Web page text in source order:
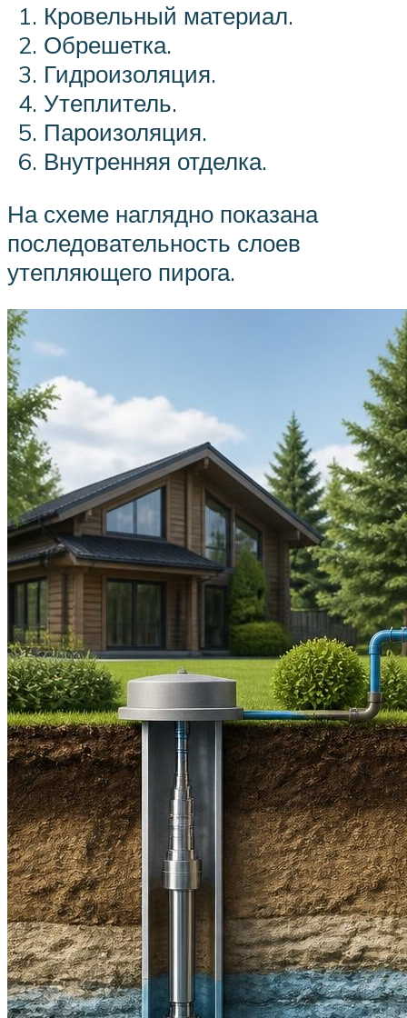
Кровельный материал.
Обрешетка.
Гидроизоляция.
Утеплитель.
Пароизоляция.
Внутренняя отделка.
На схеме наглядно показана
последовательность слоев
утепляющего пирога.